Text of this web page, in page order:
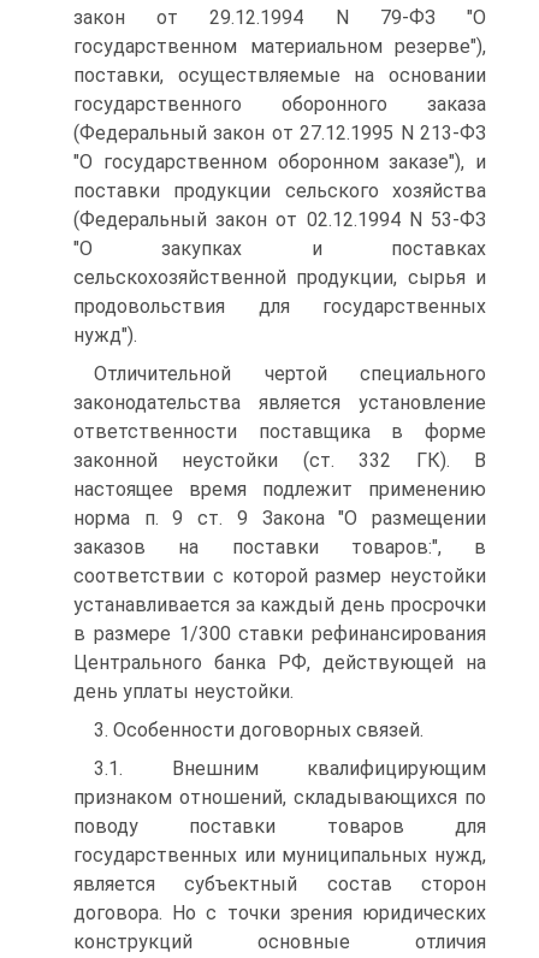
закон от 29.12.1994 N 79-ФЗ "О
государственном материальном резерве"),
поставки, осуществляемые на основании
государственного оборонного заказа
(Федеральный закон от 27.12.1995 N 213-ФЗ
"О государственном оборонном заказе"), и
поставки продукции сельского хозяйства
(Федеральный закон от 02.12.1994 N 53-ФЗ
"О закупках и поставках
сельскохозяйственной продукции, сырья и
продовольствия для государственных
нужд").
Отличительной чертой специального
законодательства является установление
ответственности поставщика в форме
законной неустойки (ст. 332 ГК). В
настоящее время подлежит применению
норма п. 9 ст. 9 Закона "О размещении
заказов на поставки товаров:", в
соответствии с которой размер неустойки
устанавливается за каждый день просрочки
в размере 1/300 ставки рефинансирования
Центрального банка РФ, действующей на
день уплаты неустойки.
3. Особенности договорных связей.
3.1. Внешним квалифицирующим
признаком отношений, складывающихся по
поводу поставки товаров для
государственных или муниципальных нужд,
является субъектный состав сторон
договора. Но с точки зрения юридических
конструкций основные отличия